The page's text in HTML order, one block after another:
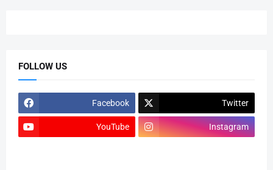
FOLLOW US
Facebook Twitter
YouTube Instagram